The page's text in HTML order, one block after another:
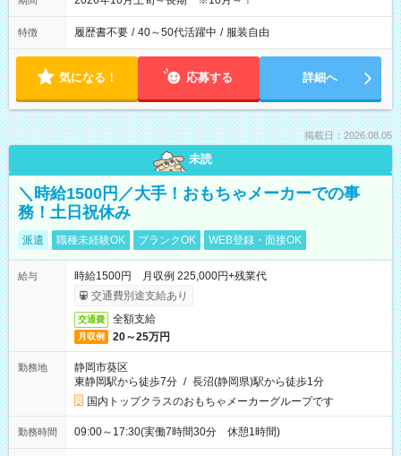
特徴 履歴書不要 / 40～50代活躍中 / 服装自由
気になる！ 応募する 詳細へ
掲載日：2026.08.05
未読
＼時給1500円／大手！おもちゃメーカーでの事
務！土日祝休み
派遣 職種未経験OK ブランクOK WEB登録・面接OK
給与
時給1500円 月収例 225,000円+残業代
交通費別途支給あり
交通費 全額支給
月収例 20～25万円
勤務地
静岡市葵区
東静岡駅から徒歩7分 / 長沼(静岡県)駅から徒歩1分
国内トップクラスのおもちゃメーカーグループです
勤務時間 09:00～17:30(実働7時間30分 休憩1時間)